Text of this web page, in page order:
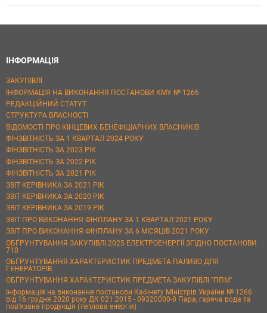
ІНФОРМАЦІЯ
ЗАКУПІВЛІ
ІНФОРМАЦІЯ НА ВИКОНАННЯ ПОСТАНОВИ КМУ № 1266
РЕДАКЦІЙНИЙ СТАТУТ
СТРУКТУРА ВЛАСНОСТІ
ВІДОМОСТІ ПРО КІНЦЕВИХ БЕНЕФІЦІАРНИХ ВЛАСНИКІВ
ФІНЗВІТНІСТЬ ЗА 1 КВАРТАЛ 2024 РОКУ
ФІНЗВІТНІСТЬ ЗА 2023 РІК
ФІНЗВІТНІСТЬ ЗА 2022 РІК
ФІНЗВІТНІСТЬ ЗА 2021 РІК
ЗВІТ КЕРІВНИКА ЗА 2021 РІК
ЗВІТ КЕРІВНИКА ЗА 2020 РІК
ЗВІТ КЕРІВНИКА ЗА 2019 РІК
ЗВІТ ПРО ВИКОНАННЯ ФІНПЛАНУ ЗА 1 КВАРТАЛ 2021 РОКУ
ЗВІТ ПРО ВИКОНАННЯ ФІНПЛАНУ ЗА 6 МІСЯЦІВ 2021 РОКУ
ОБҐРУНТУВАННЯ ЗАКУПІВЛІ 2025 ЕЛЕКТРОЕНЕРГІЇ ЗГІДНО ПОСТАНОВИ
710
ОБҐРУНТУВАННЯ ХАРАКТЕРИСТИК ПРЕДМЕТА ПАЛИВО ДЛЯ
ГЕНЕРАТОРІВ
ОБҐРУНТУВАННЯ ХАРАКТЕРИСТИК ПРЕДМЕТА ЗАКУПІВЛІ "ППМ"
Інформація на виконання постанови Кабінету Міністрів України № 1266
від 16 грудня 2020 року ДК 021:2015 - 09320000-8 Пара, гаряча вода та
пов’язана продукція (теплова енергія)